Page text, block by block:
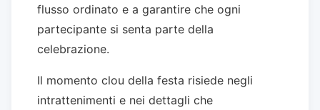
flusso ordinato e a garantire che ogni
partecipante si senta parte della
celebrazione.
Il momento clou della festa risiede negli
intrattenimenti e nei dettagli che